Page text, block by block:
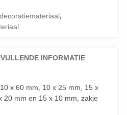
,
INFORMATIE
x 60 mm, 10 x 25 mm, 15 x
20 mm en 15 x 10 mm, zakje